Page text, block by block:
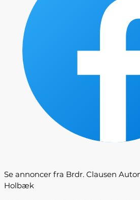
Se annoncer fra Brdr. Clausen
Holbæk